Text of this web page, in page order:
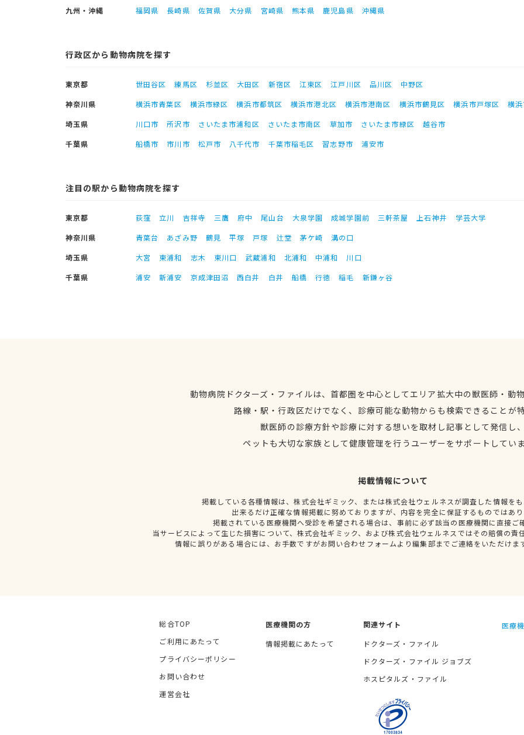
九州・沖縄
福岡県 長崎県 佐賀県 大分県 宮崎県 熊本県 鹿児島県 沖縄県
行政区から動物病院を探す
東京都 世田谷区 練馬区 杉並区 大田区 新宿区 江東区 江戸川区 品川区
中野区
神奈川県
横浜市青葉区 横浜市緑区 横浜市都筑区 横浜市港北区 横浜市港南区 横浜市鶴見区 横浜市戸塚区
横
埼玉県
川口市 所沢市 さいたま市浦和区 さいたま市南区 草加市 さいたま市緑区
越谷市
千葉県
船橋市 市川市 松戸市 八千代市 千葉市稲毛区 習志野市 浦安市
注目の駅から動物病院を探す
東京都 荻窪 立川 吉祥寺 三鷹 府中 尾山台 大泉学園 成城学園前 三軒茶屋 上石神井
学芸大学
神奈川県
青葉台 あざみ野 鶴見 平塚 戸塚 辻堂 茅ケ崎
溝の口
埼玉県
大宮 東浦和 志木 東川口 武蔵浦和 北浦和 中浦和
川口
千葉県
浦安 新浦安 京成津田沼 西白井 白井 船橋 行徳 稲毛 新鎌ヶ谷
動物病院ドクターズ・ファイルは、首都圏を中心としてエリア拡大中の獣医師・動
路線・駅・行政区だけでなく、診療可能な動物からも検索できることが
獣医師の診療方針や診療に対する想いを取材し記事として発信し
ペットも大切な家族として健康管理を行うユーザーをサポートしてい
掲載情報について
掲載している各種情報は、株式会社ギミック、または株式会社ウェルネスが調査した情報を
出来るだけ正確な情報掲載に努めておりますが、内容を完全に保証するものではあ
掲載されている医療機関へ受診を希望される場合は、事前に必ず該当の医療機関に直接ご
当サービスによって生じた損害について、株式会社ギミック、および株式会社ウェルネスではその賠償の責
情報に誤りがある場合には、お手数ですがお問い合わせフォームより編集部までご連絡をいただけま
総合TOP
ご利用にあたって
プライバシーポリシー
お問い合わせ
運営会社
医療機関の方
情報掲載にあたって
関連サイト
ドクターズ・ファイル
ドクターズ・ファイル ジョブズ
ホスピタルズ・ファイル
医療